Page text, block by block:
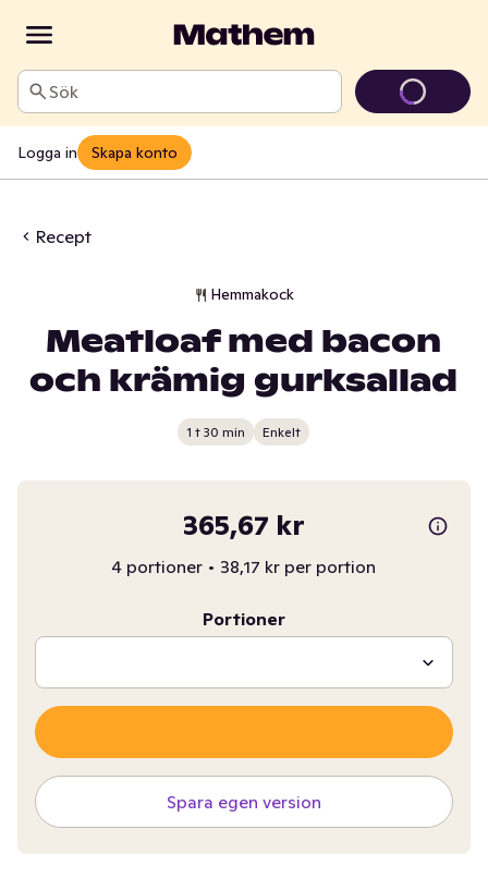
Sök
Logga in Skapa konto
Recept
Hemmakock
Meatloaf med bacon
och krämig gurksallad
1 t 30 min Enkelt
365,67 kr
4 portioner • 38,17 kr per portion
Portioner
Spara egen version